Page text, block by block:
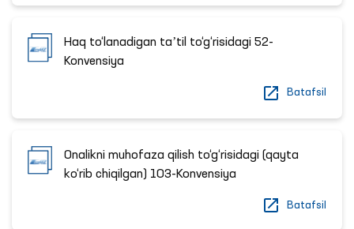
Haq to‘lanadigan taʼtil to‘g‘risidagi 52-
Konvensiya
Batafsil
Onalikni muhofaza qilish to‘g‘risidagi (qayta
ko‘rib chiqilgan) 103-Konvensiya
Batafsil